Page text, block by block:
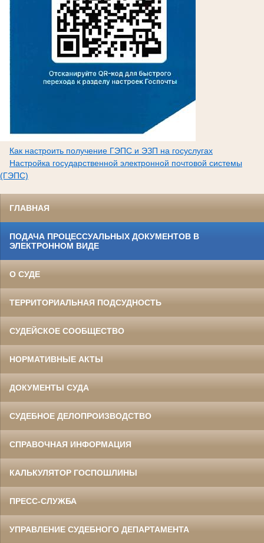
Как настроить получение ГЭПС и ЭЗП на госуслугах
Настройка государственной электронной почтовой системы
(ГЭПС)
ГЛАВНАЯ
ПОДАЧА ПРОЦЕССУАЛЬНЫХ ДОКУМЕНТОВ В
ЭЛЕКТРОННОМ ВИДЕ
О СУДЕ
ТЕРРИТОРИАЛЬНАЯ ПОДСУДНОСТЬ
СУДЕЙСКОЕ СООБЩЕСТВО
НОРМАТИВНЫЕ АКТЫ
ДОКУМЕНТЫ СУДА
СУДЕБНОЕ ДЕЛОПРОИЗВОДСТВО
СПРАВОЧНАЯ ИНФОРМАЦИЯ
КАЛЬКУЛЯТОР ГОСПОШЛИНЫ
ПРЕСС-СЛУЖБА
УПРАВЛЕНИЕ СУДЕБНОГО ДЕПАРТАМЕНТА